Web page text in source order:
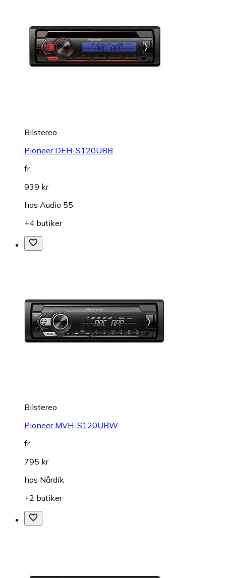
Bilstereo
Pioneer DEH-S120UBB
fr.
939 kr
hos Audio 55
+4 butiker
Bilstereo
Pioneer MVH-S120UBW
fr.
795 kr
hos Nårdik
+2 butiker